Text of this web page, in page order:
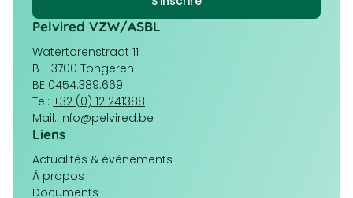
Pelvired VZW/ASBL
Watertorenstraat 11
B - 3700 Tongeren
BE 0454.389.669
Tel: +32 (0) 12 241388
Mail: info@pelvired.be
Liens
Navigation
principale
Actualités & événements
À propos
Documents